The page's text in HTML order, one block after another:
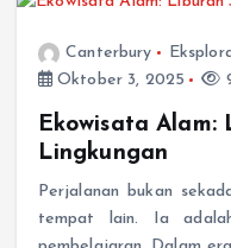
Canterbury
Oktober 3, 2025
Ekowisata Alam:
Lingkungan
Perjalanan bukan
tempat lain. Ia